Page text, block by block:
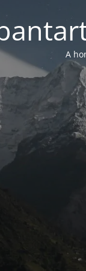
A